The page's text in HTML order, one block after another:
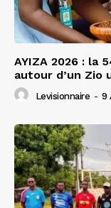
AYIZA 2026 : la
autour d’un Zio
Levisionnaire - 9